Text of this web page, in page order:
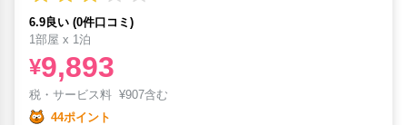
6.9良い (0件口コミ)
1部屋 x 1泊
¥9,893
税・サービス料 ¥907含む
44ポイント